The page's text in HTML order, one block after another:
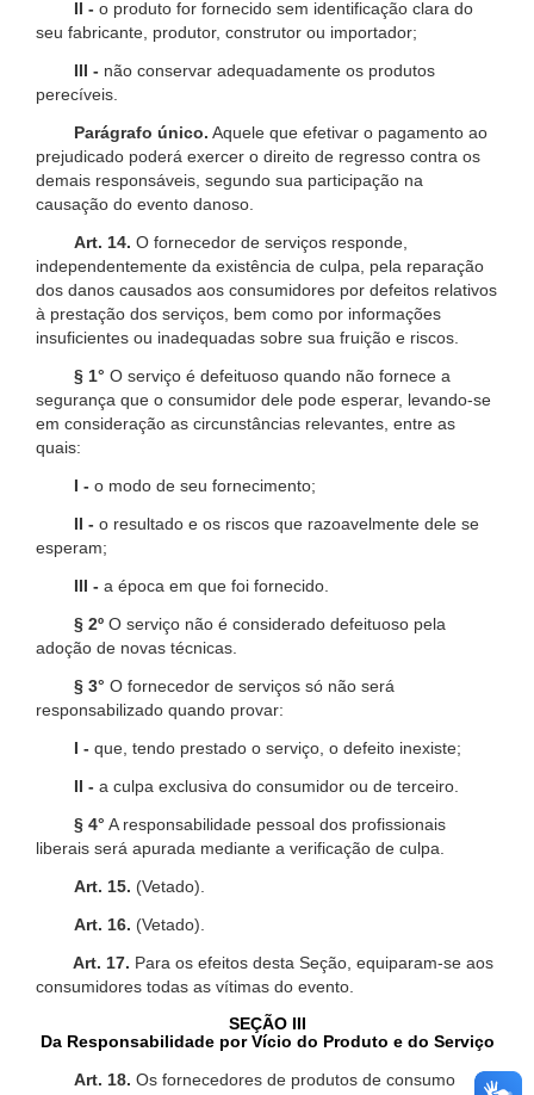
II - o produto for fornecido sem identificação clara do
seu fabricante, produtor, construtor ou importador;
III - não conservar adequadamente os produtos
perecíveis.
Parágrafo único. Aquele que efetivar o pagamento ao
prejudicado poderá exercer o direito de regresso contra os
demais responsáveis, segundo sua participação na
causação do evento danoso.
Art. 14. O fornecedor de serviços responde,
independentemente da existência de culpa, pela reparação
dos danos causados aos consumidores por defeitos relativos
à prestação dos serviços, bem como por informações
insuficientes ou inadequadas sobre sua fruição e riscos.
§ 1° O serviço é defeituoso quando não fornece a
segurança que o consumidor dele pode esperar, levando-se
em consideração as circunstâncias relevantes, entre as
quais:
I - o modo de seu fornecimento;
II - o resultado e os riscos que razoavelmente dele se
esperam;
III - a época em que foi fornecido.
§ 2º O serviço não é considerado defeituoso pela
adoção de novas técnicas.
§ 3° O fornecedor de serviços só não será
responsabilizado quando provar:
I - que, tendo prestado o serviço, o defeito inexiste;
II - a culpa exclusiva do consumidor ou de terceiro.
§ 4° A responsabilidade pessoal dos profissionais
liberais será apurada mediante a verificação de culpa.
Art. 15. (Vetado).
Art. 16. (Vetado).
Art. 17. Para os efeitos desta Seção, equiparam-se aos
consumidores todas as vítimas do evento.
SEÇÃO III
Da Responsabilidade por Vício do Produto e do Serviço
Art. 18. Os fornecedores de produtos de consumo